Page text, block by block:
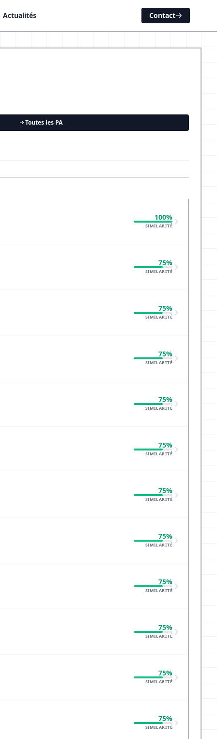
Actualités Contact
Toutes les PA
100%
SIMILARITÉ
75%
SIMILARITÉ
75%
SIMILARITÉ
75%
SIMILARITÉ
75%
SIMILARITÉ
75%
SIMILARITÉ
75%
SIMILARITÉ
75%
SIMILARITÉ
75%
SIMILARITÉ
75%
SIMILARITÉ
75%
SIMILARITÉ
75%
SIMILARITÉ